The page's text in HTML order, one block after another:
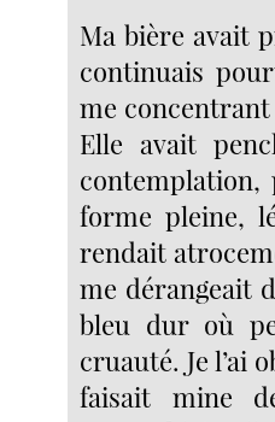
Ma bière avait
continuais
me concentrant
Elle avait
contemplation,
forme pleine,
rendait
me dérangeait
bleu dur où
cruauté. Je l’ai
faisait mine